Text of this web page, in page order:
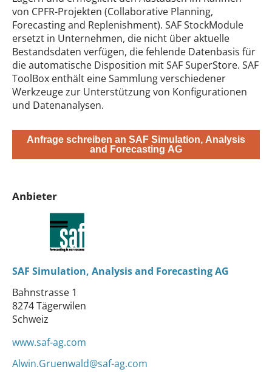
von CPFR-Projekten (Collaborative Planning,
Forecasting and Replenishment). SAF StockModule
ersetzt in Unternehmen, die nicht über aktuelle
Bestandsdaten verfügen, die fehlende Datenbasis für
die automatische Disposition mit SAF SuperStore. SAF
ToolBox enthält eine Sammlung verschiedener
Werkzeuge zur Unterstützung von Konfigurationen
und Datenanalysen.
Anfrage schreiben an SAF Simulation, Analysis
and Forecasting AG
Anbieter
SAF Simulation, Analysis and Forecasting AG
Bahnstrasse 1
8274 Tägerwilen
Schweiz
www.saf-ag.com
Alwin.Gruenwald@saf-ag.com